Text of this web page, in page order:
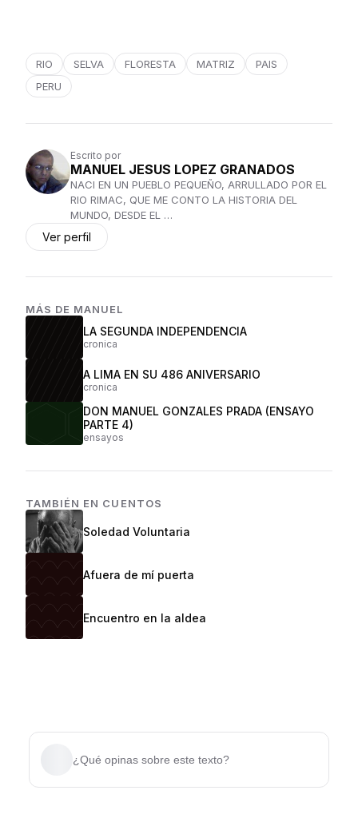
RIO SELVA FLORESTA MATRIZ
PAIS
PERU
Escrito por
MANUEL JESUS LOPEZ GRANADOS
NACI EN UN PUEBLO PEQUEÑO, ARRULLADO POR EL
RIO RIMAC, QUE ME CONTO LA HISTORIA DEL
MUNDO, DESDE EL …
Ver perfil
MÁS DE MANUEL
LA SEGUNDA INDEPENDENCIA
cronica
A LIMA EN SU 486 ANIVERSARIO
cronica
DON MANUEL GONZALES PRADA (ENSAYO
PARTE 4)
ensayos
TAMBIÉN EN CUENTOS
Soledad Voluntaria
Afuera de mí puerta
Encuentro en la aldea
¿Qué opinas sobre este texto?